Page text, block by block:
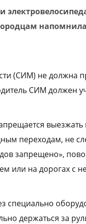
напомнила
(СИМ) не должна
СИМ должен
выезжать
переходам, не
запрещено»,
или на дорогах с
специально
держаться за